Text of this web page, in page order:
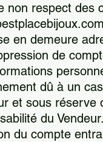
non respect des
en demeure
de
dû à un
et sous réserve
du Vendeur.
du compte